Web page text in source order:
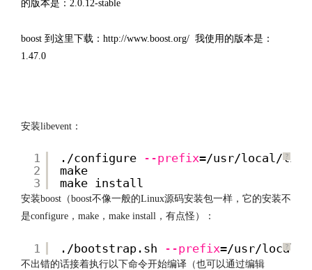
的版本是：2.0.12-stable
boost 到这里下载： http://www.boost.org/ 我使用的版本是：
1.47.0
安装libevent：
?
1
2
3
./configure --prefix=/usr/local/
make
make install
安装boost（boost不像一般的Linux源码安装包一样，它的安装不
是configure，make，make install，有点怪）：
?
1 ./bootstrap.sh --prefix=/usr/local/
不出错的话接着执行以下命令开始编译（也可以通过编辑